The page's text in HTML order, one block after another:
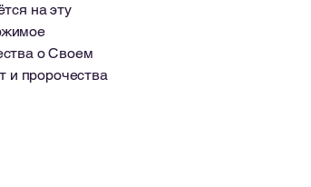
на эту
о Своем
и пророчества